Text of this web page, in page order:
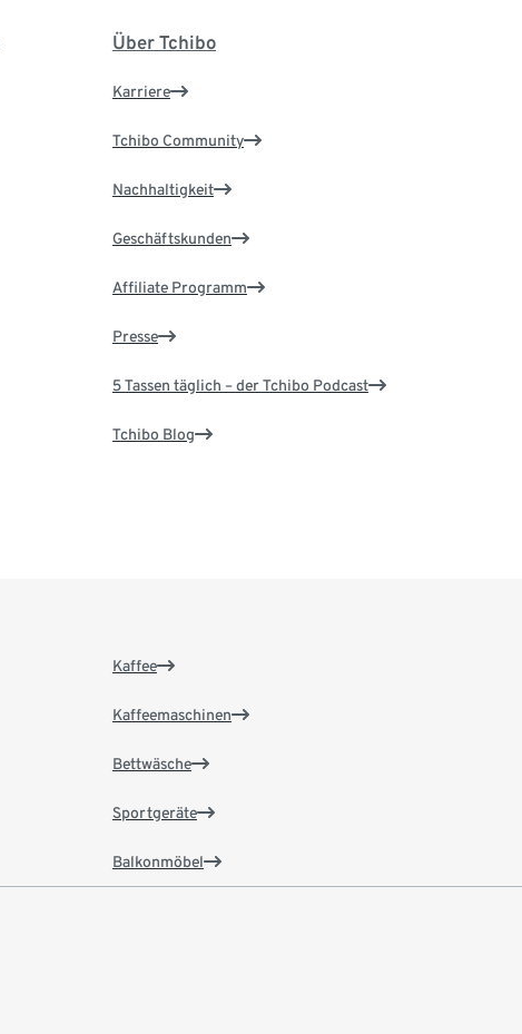
Über Tchibo
Karriere
Tchibo Community
Nachhaltigkeit
Geschäftskunden
Affiliate Programm
Presse
5 Tassen täglich – der Tchibo Podcast
Tchibo Blog
Kaffee
Kaffeemaschinen
Bettwäsche
Sportgeräte
Balkonmöbel